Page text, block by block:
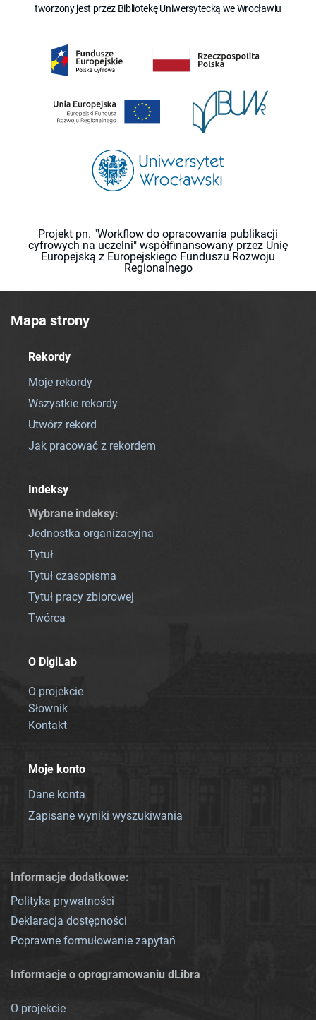
tworzony jest przez Bibliotekę Uniwersytecką we Wrocławiu
Projekt pn. "Workflow do opracowania publikacji
cyfrowych na uczelni" współfinansowany przez Unię
Europejską z Europejskiego Funduszu Rozwoju
Regionalnego
Mapa strony
Rekordy
Moje rekordy
Wszystkie rekordy
Utwórz rekord
Jak pracować z rekordem
Indeksy
Wybrane indeksy:
Jednostka organizacyjna
Tytuł
Tytuł czasopisma
Tytuł pracy zbiorowej
Twórca
O DigiLab
O projekcie
Słownik
Kontakt
Moje konto
Dane konta
Zapisane wyniki wyszukiwania
Informacje dodatkowe:
Polityka prywatności
Deklaracja dostępności
Poprawne formułowanie zapytań
Informacje o oprogramowaniu dLibra
O projekcie